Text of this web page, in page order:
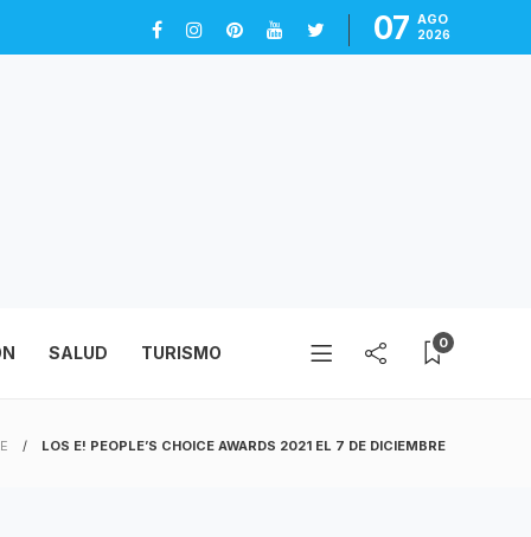
07 AGO
2026
SALUD TURISMO 0
LOS E! PEOPLE’S CHOICE AWARDS 2021 EL 7 DE DICIEMBRE